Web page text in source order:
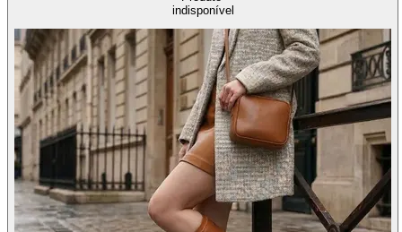
indisponível